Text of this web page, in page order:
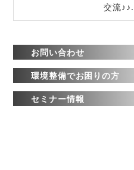
交流
お問い合わせ
環境整備でお困りの方
セミナー情報